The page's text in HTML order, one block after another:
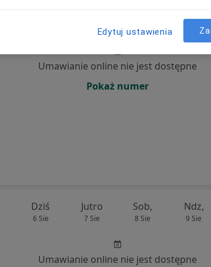
9 Sie
Umawianie online nie jest dostępne
Pokaż numer
Dziś
6 Sie
Jutro
7 Sie
Sob,
8 Sie
Ndz,
9 Sie
Umawianie online nie jest dostępne
Edytuj ustawienia